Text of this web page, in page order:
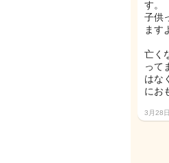
す。
子供
ます
亡く
って
はな
にお
3月28日